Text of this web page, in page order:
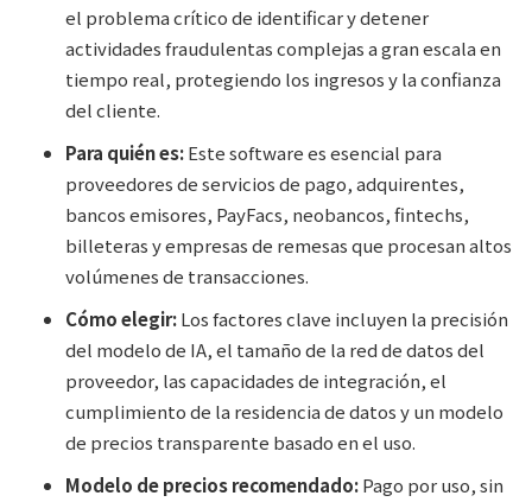
el problema crítico de identificar y detener
actividades fraudulentas complejas a gran escala en
tiempo real, protegiendo los ingresos y la confianza
del cliente.
Para quién es:Este software es esencial para
proveedores de servicios de pago, adquirentes,
bancos emisores, PayFacs, neobancos, fintechs,
billeteras y empresas de remesas que procesan altos
volúmenes de transacciones.
Cómo elegir:Los factores clave incluyen la precisión
del modelo de IA, el tamaño de la red de datos del
proveedor, las capacidades de integración, el
cumplimiento de la residencia de datos y un modelo
de precios transparente basado en el uso.
Modelo de precios recomendado:Pago por uso, sin